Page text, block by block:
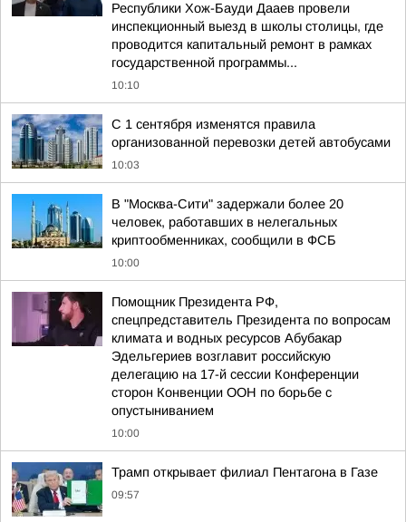
Республики Хож-Бауди Дааев провели
инспекционный выезд в школы столицы, где
проводится капитальный ремонт в рамках
государственной программы...
10:10
С 1 сентября изменятся правила
организованной перевозки детей автобусами
10:03
В "Москва-Сити" задержали более 20
человек, работавших в нелегальных
криптообменниках, сообщили в ФСБ
10:00
Помощник Президента РФ,
спецпредставитель Президента по вопросам
климата и водных ресурсов Абубакар
Эдельгериев возглавит российскую
делегацию на 17-й сессии Конференции
сторон Конвенции ООН по борьбе с
опустыниванием
10:00
Трамп открывает филиал Пентагона в Газе
09:57